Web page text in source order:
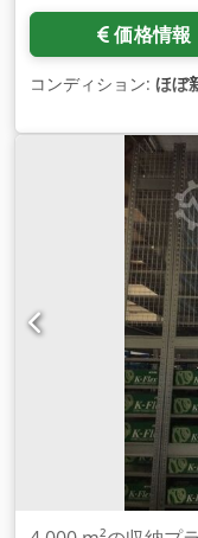
価格情報
コンディション: ほぼ